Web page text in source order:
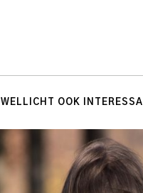
WELLICHT OOK